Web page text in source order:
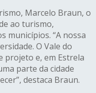
Marcelo Braun, o
ao turismo,
municípios. “A nossa
O Vale do
projeto e, em Estrela
parte da cidade
destaca Braun.